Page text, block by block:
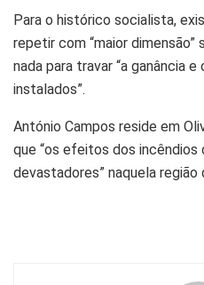
Para o histórico socialista,
repetir com “maior
nada para travar “a ganância
instalados”.
António Campos reside em
que “os efeitos dos incêndios
devastadores” naquela região